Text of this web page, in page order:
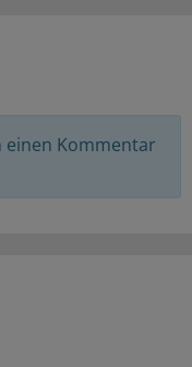
einen Kommentar